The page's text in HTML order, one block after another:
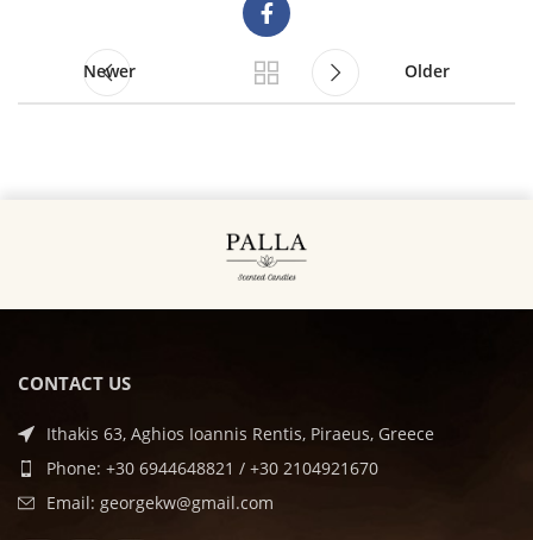
Newer Older
CONTACT US
Ithakis 63, Aghios Ioannis Rentis, Piraeus, Greece
Phone: +30 6944648821 / +30 2104921670
Email: georgekw@gmail.com